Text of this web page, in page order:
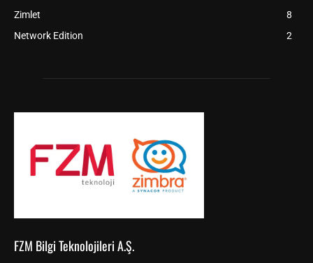
Zimlet
8
Network Edition
2
FZM Bilgi Teknolojileri A.Ş.